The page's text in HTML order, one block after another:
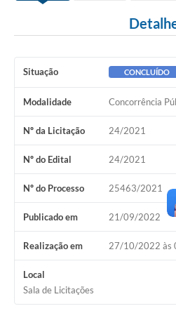
Vice-Prefeito Municipal
Requerimento geral
Sala do Empreendedor
Conselhos Municipais
Arquivo Histórico
Solicitação Obras
Tramitação de Processos
Colégio Agrícola Municipal
SIM - Serviço de Inspeção Municipal
Situação CONCLUÍDO
Modalidade Concorrência
Nº da Licitação 24/2021
Nº do Edital 24/2021
Nº do Processo 25463/2021
Publicado em 21/09/2022
Realização em 27/10/2022 às
Local
Sala de Licitações